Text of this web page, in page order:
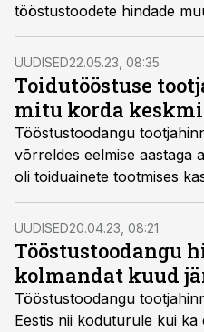
tööstustoodete hindade
mais võrreldes aprilliga
eelmise aasta maiga 0,8%.
UUDISED22.05.23, 08:35
Toidutööstuse
mitu korda
Tööstustoodangu
võrreldes eelmise aastaga
oli toiduainete tootmises
statistikaamet.
UUDISED20.04.23, 08:21
Tööstustoodangu
kolmandat kuud
Tööstustoodangu
Eestis nii koduturule kui